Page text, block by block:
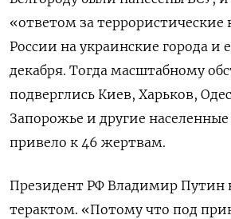
«ответом за террористические
России на украинские города и
декабря. Тогда масштабному
подверглись Киев, Харьков,
Запорожье и другие
привело к 46 жертвам.
Президент РФ Владимир Путин
терактом. «Потому что под